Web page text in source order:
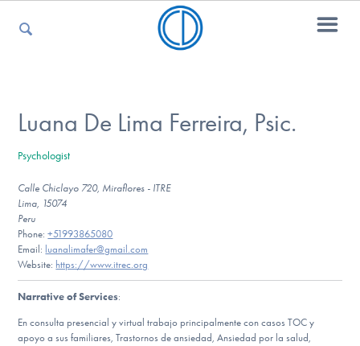
For Kids
For Professionals
For Medical Providers
Luana De Lima Ferreira, Psic.
Psychologist
Calle Chiclayo 720, Miraflores - ITRE
Lima, 15074
Peru
Phone:+51993865080
Email: luanalimafer@gmail.com
Website: https://www.itrec.org
Narrative of Services:
En consulta presencial y virtual trabajo principalmente con casos TOC y
apoyo a sus familiares, Trastornos de ansiedad, Ansiedad por la salud,